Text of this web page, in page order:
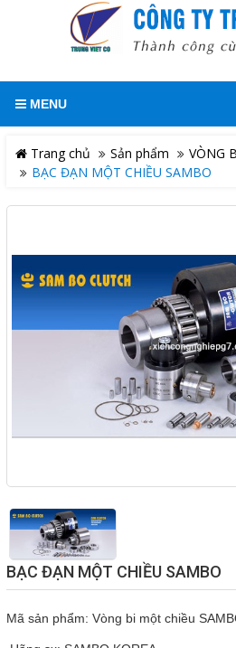
MENU
Trang chủ Sản phẩm
VÒNG
BẠC ĐẠN MỘT CHIỀU SAMBO
BẠC ĐẠN MỘT CHIỀU SAMBO
Mã sản phẩm: Vòng bi một chiều
Giải pháp
Tài liệu kỹ thuật
Facebook
Skype
LIÊN HỆ